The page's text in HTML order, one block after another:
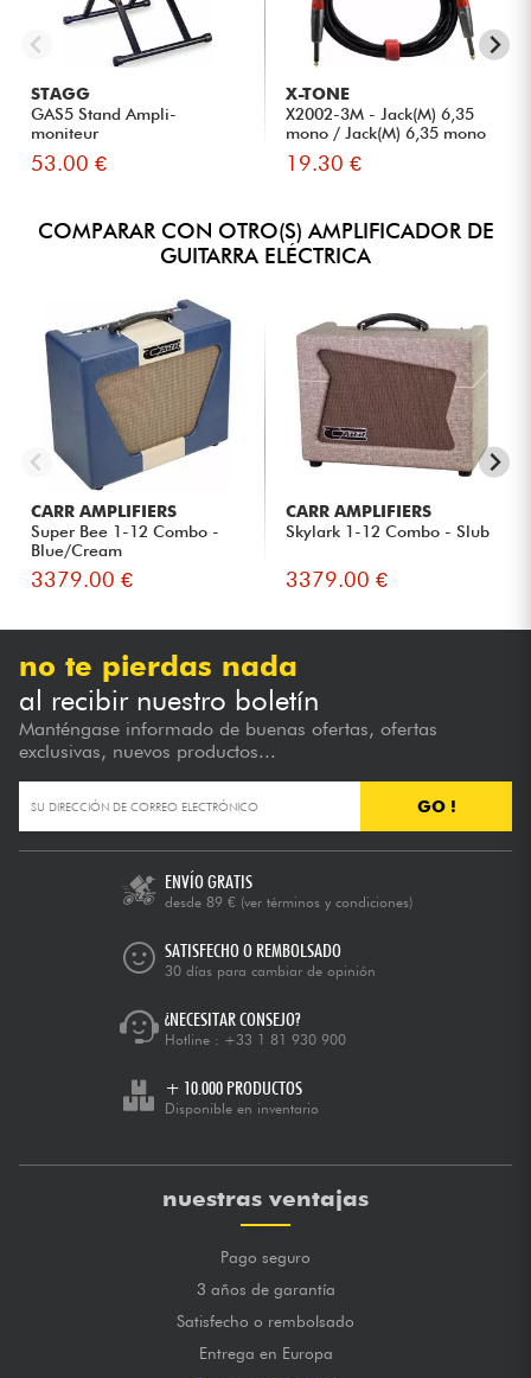
STAGG
GAS5 Stand Ampli-
moniteur
53.00 €
X-TONE
X2002-3M - Jack(M) 6,35
mono / Jack(M) 6,35 mono
S...
19.30 €
COMPARAR CON OTRO(S) AMPLIFICADOR DE
GUITARRA ELÉCTRICA
CARR AMPLIFIERS
Super Bee 1-12 Combo -
Blue/Cream
3379.00 €
CARR AMPLIFIERS
Skylark 1-12 Combo - Slub
3379.00 €
no te pierdas nada
al recibir nuestro boletín
Manténgase informado de buenas ofertas, ofertas
exclusivas, nuevos productos...
GO !
ENVÍO GRATIS
desde 89 € (ver términos y condiciones)
SATISFECHO O REMBOLSADO
30 días para cambiar de opinión
¿NECESITAR CONSEJO?
Hotline : +33 1 81 930 900
+ 10.000 PRODUCTOS
Disponible en inventario
nuestras ventajas
Pago seguro
3 años de garantía
Satisfecho o rembolsado
Entrega en Europa